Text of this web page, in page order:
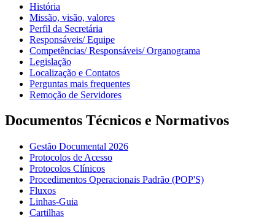
História
Missão, visão, valores
Perfil da Secretária
Responsáveis/ Equipe
Competências/ Responsáveis/ Organograma
Legislação
Localização e Contatos
Perguntas mais frequentes
Remoção de Servidores
Documentos Técnicos e Normativos
Gestão Documental 2026
Protocolos de Acesso
Protocolos Clínicos
Procedimentos Operacionais Padrão (POP'S)
Fluxos
Linhas-Guia
Cartilhas